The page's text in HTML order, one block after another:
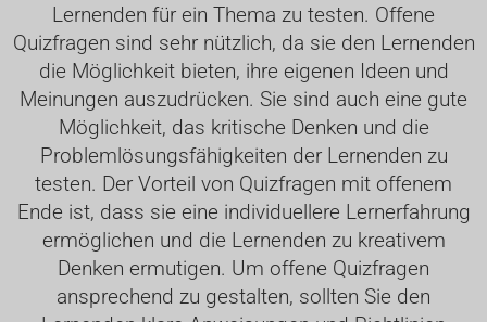
Lernenden für ein Thema zu testen. Offene
Quizfragen sind sehr nützlich, da sie den Lernenden
die Möglichkeit bieten, ihre eigenen Ideen und
Meinungen auszudrücken. Sie sind auch eine gute
Möglichkeit, das kritische Denken und die
Problemlösungsfähigkeiten der Lernenden zu
testen. Der Vorteil von Quizfragen mit offenem
Ende ist, dass sie eine individuellere Lernerfahrung
ermöglichen und die Lernenden zu kreativem
Denken ermutigen. Um offene Quizfragen
ansprechend zu gestalten, sollten Sie den